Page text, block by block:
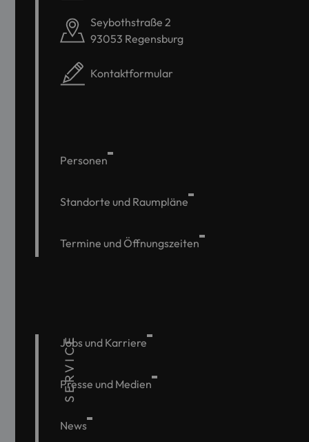
Seybothstraße 2
93053 Regensburg
Kontaktformular
Personen
Standorte und Raumpläne
Termine und Öffnungszeiten
SERVICE
Jobs und Karriere
Presse und Medien
News